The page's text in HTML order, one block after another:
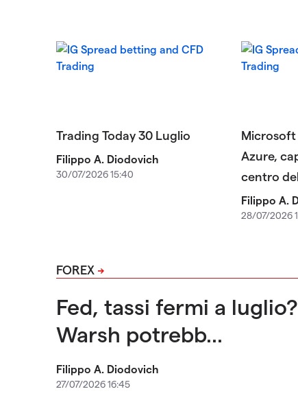
Trading Today 30 Luglio
Filippo A. Diodovich
30/07/2026 15:40
Microsoft
Azure,
centro
Filippo A.
28/07/2026
FOREX
Fed, tassi fermi a luglio?
Warsh potrebb...
Filippo A. Diodovich
27/07/2026 16:45